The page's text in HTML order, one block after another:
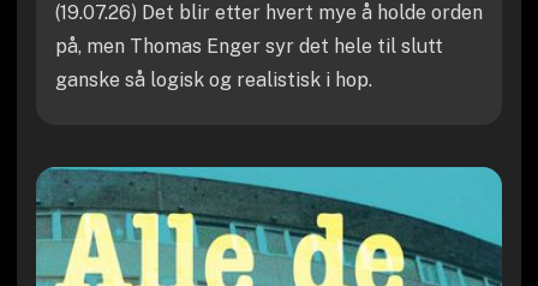
(19.07.26) Det blir etter hvert mye å holde orden
på, men Thomas Enger syr det hele til slutt
ganske så logisk og realistisk i hop.